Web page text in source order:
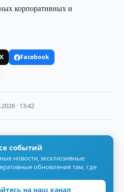
корпоративных и
Facebook
· 13:42
событий
новости, эксклюзивные
обновления там, где
на наш канал